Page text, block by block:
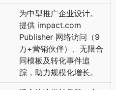
为中型推广企业设计。
提供 impact.com
Publisher 网络访问（9
万+营销伙伴）、无限合
同模板及转化事件追
踪，助力规模化增长。